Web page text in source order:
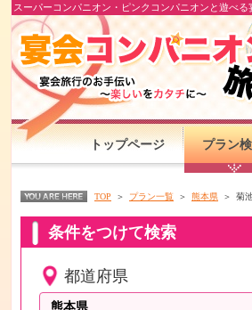
スーパーコンパニオン・ピンクコンパニオンと遊べ
トップページ プラン
TOP プラン一覧 熊本県 菊
条件をつけて検索
都道府県